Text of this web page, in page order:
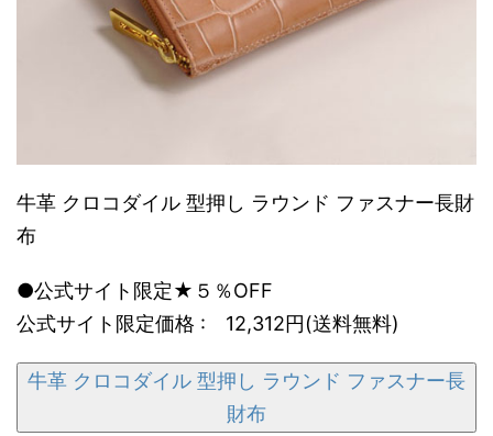
牛革 クロコダイル 型押し ラウンド ファスナー長財
布
●公式サイト限定★５％OFF
公式サイト限定価格 : 12,312円(送料無料)
牛革 クロコダイル 型押し ラウンド ファスナー長
財布